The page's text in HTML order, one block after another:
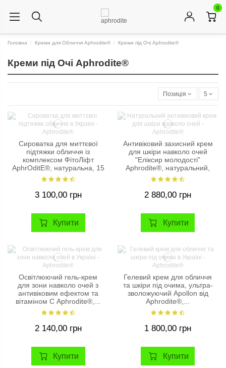
0
Головна Креми для Обличчя Aphrodite® Креми під Очі Aphrodite®
Креми під Очі Aphrodite®
Позиція 5
Сироватка для миттєвої
підтяжки обличчя із
комплексом ФітоЛіфт
AphrOditE®, натуральна, 15
мл.
3 100,00 грн
Купити
Антивіковий захисний крем
для шкіри навколо очей
"Еліксир молодості"
Aphrodite®, натуральний,
30 мл
2 880,00 грн
Купити
Освітлюючий гель-крем
для зони навколо очей з
антивіковим ефектом та
вітаміном С Aphrodite®,...
2 140,00 грн
Купити
Гелевий крем для обличчя
та шкіри під очима, ультра-
зволожуючий Apollon від
Aphrodite®,...
1 800,00 грн
Купити